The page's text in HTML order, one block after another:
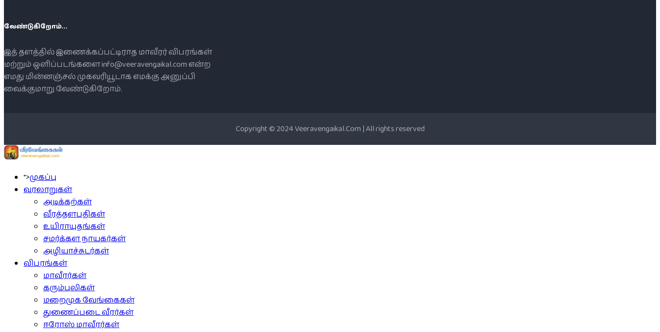
வேண்டுகிறோம்...
இத் தளத்தில் இணைக்கப்பட்டிராத மாவீரர் விபரங்கள்
மற்றும் ஒளிப்படங்களை info@veeravengaikal.com என்ற
எமது மின்னஞ்சல் முகவரியூடாக எமக்கு அனுப்பி
வைக்குமாறு வேண்டுகிறோம்.
Copyright © 2024 Veeravengaikal.Com | All rights reserved
">முகப்பு
வரலாறுகள்
அடிக்கற்கள்
வீரத்தளபதிகள்
உயிராயுதங்கள்
சமர்க்கள நாயகர்கள்
அழியாச்சுடர்கள்
விபரங்கள்
மாவீரர்கள்
கரும்புலிகள்
மறைமுக வேங்கைகள்
துணைப்படை வீரர்கள்
ஈரோஸ் மாவீரர்கள்